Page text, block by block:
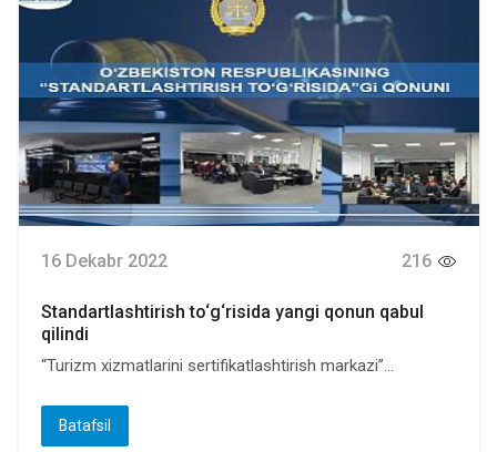
16 Dekabr 2022 216
Standartlashtirish to‘g‘risida yangi qonun qabul
qilindi
“Turizm xizmatlarini sertifikatlashtirish markazi”...
Batafsil